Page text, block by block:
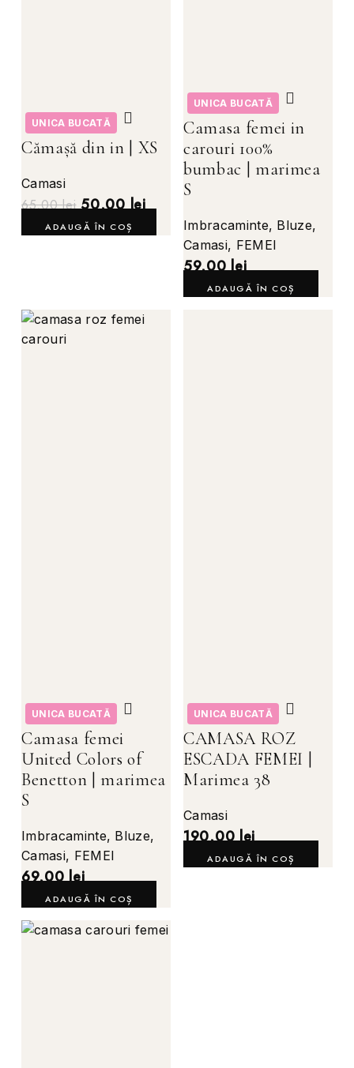
UNICA BUCATĂ
Cămașă din in | XS
Camasi
65,00lei 50,00lei
ADAUGĂ ÎN COȘ
UNICA BUCATĂ
Camasa femei in
carouri 100%
bumbac | marimea
S
Imbracaminte, Bluze,
Camasi, FEMEI
59,00lei
ADAUGĂ ÎN COȘ
UNICA BUCATĂ
Camasa femei
United Colors of
Benetton | marimea
S
Imbracaminte, Bluze,
Camasi, FEMEI
69,00lei
ADAUGĂ ÎN COȘ
UNICA BUCATĂ
CAMASA ROZ
ESCADA FEMEI |
Marimea 38
Camasi
190,00lei
ADAUGĂ ÎN COȘ